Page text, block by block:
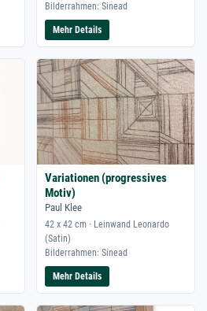
Bilderrahmen: Sinead
Mehr Details
Variationen (progressives
Motiv)
Paul Klee
42 x 42 cm · Leinwand Leonardo
(Satin)
Bilderrahmen: Sinead
Mehr Details